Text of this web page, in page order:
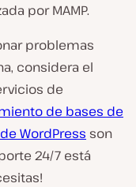
por MAMP.
problemas
considera el
de
de bases de
WordPress son
24/7 está